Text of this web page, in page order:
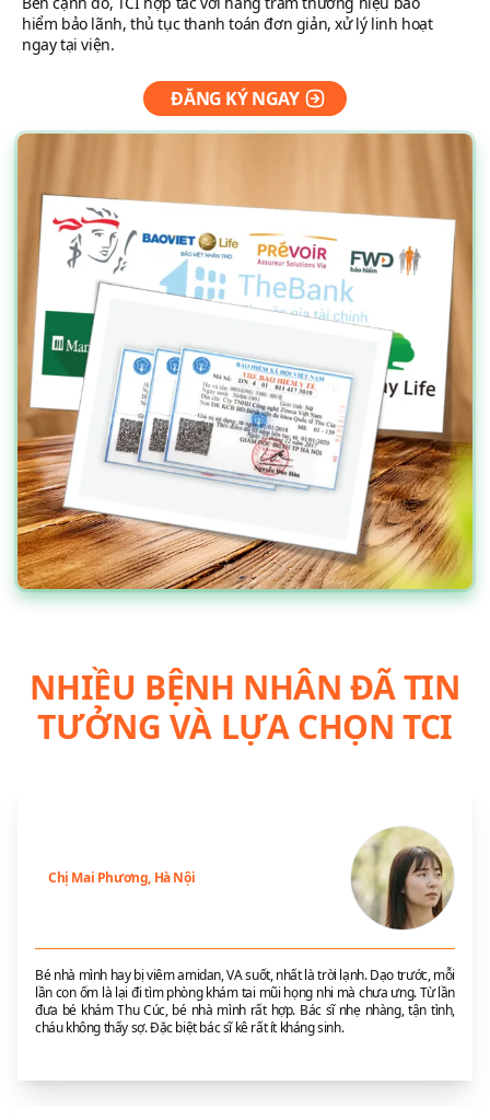
hiểm bảo lãnh, thủ tục thanh toán đơn giản, xử lý linh hoạt
ngay tại viện.
ĐĂNG KÝ NGAY
NHIỀU BỆNH NHÂN ĐÃ TIN
TƯỞNG VÀ LỰA CHỌN TCI
Chị Mai Phương, Hà Nội
Bé nhà mình hay bị viêm amidan, VA suốt, nhất là trời lạnh. Dạo trước, mỗi
lần con ốm là lại đi tìm phòng khám tai mũi họng nhi mà chưa ưng. Từ lần
đưa bé khám Thu Cúc, bé nhà mình rất hợp. Bác sĩ nhẹ nhàng, tận tình,
cháu không thấy sợ. Đặc biệt bác sĩ kê rất ít kháng sinh.